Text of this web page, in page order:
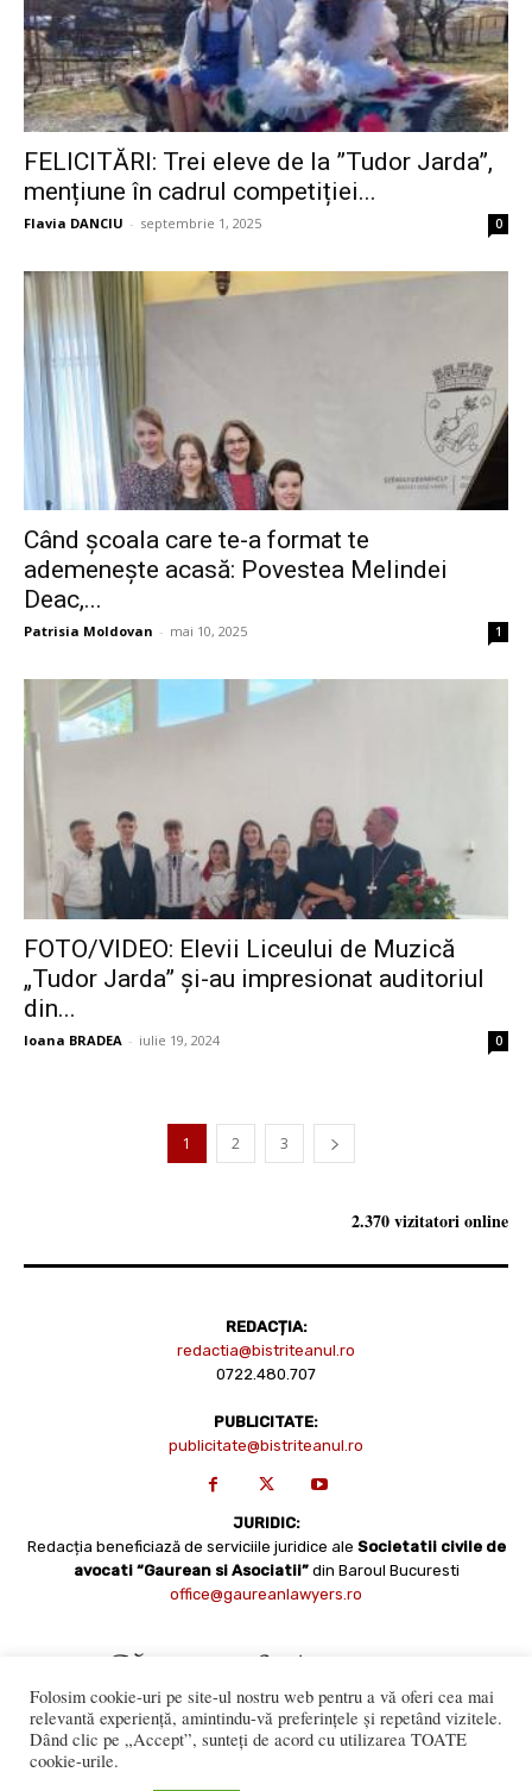
FELICITĂRI: Trei eleve de la ”Tudor Jarda”,
mențiune în cadrul competiției...
Flavia DANCIU - septembrie 1, 2025 0
Când școala care te-a format te
ademenește acasă: Povestea Melindei
Deac,...
Patrisia Moldovan - mai 10, 2025 1
FOTO/VIDEO: Elevii Liceului de Muzică
„Tudor Jarda” și-au impresionat auditoriul
din...
Ioana BRADEA - iulie 19, 2024 0
1 2 3
2.370 vizitatori online
REDACȚIA:
redactia@bistriteanul.ro
0722.480.707
PUBLICITATE:
publicitate@bistriteanul.ro
JURIDIC:
Redacția beneficiază de serviciile juridice ale Societatii civile de
avocati “Gaurean si Asociatii” din Baroul Bucuresti
office@gaureanlawyers.ro
Folosim cookie-uri pe site-ul nostru web pentru a vă oferi cea mai
relevantă experiență, amintindu-vă preferințele și repetând vizitele.
Dând clic pe „Accept”, sunteți de acord cu utilizarea TOATE
cookie-urile.